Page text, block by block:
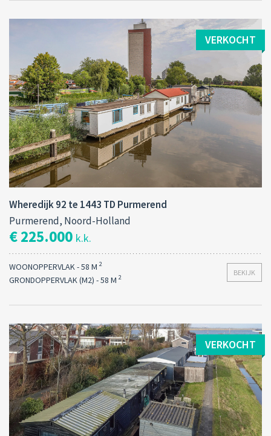
VERKOCHT
Wheredijk 92 te 1443 TD Purmerend
Purmerend, Noord-Holland
€ 225.000 k.k.
BEKIJK
WOONOPPERVLAK - 58 M 2
GRONDOPPERVLAK (M2) - 58 M 2
VERKOCHT